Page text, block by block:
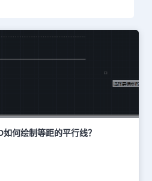
何绘制等距的平行线？